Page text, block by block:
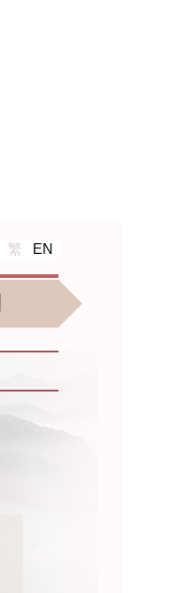
繁 EN